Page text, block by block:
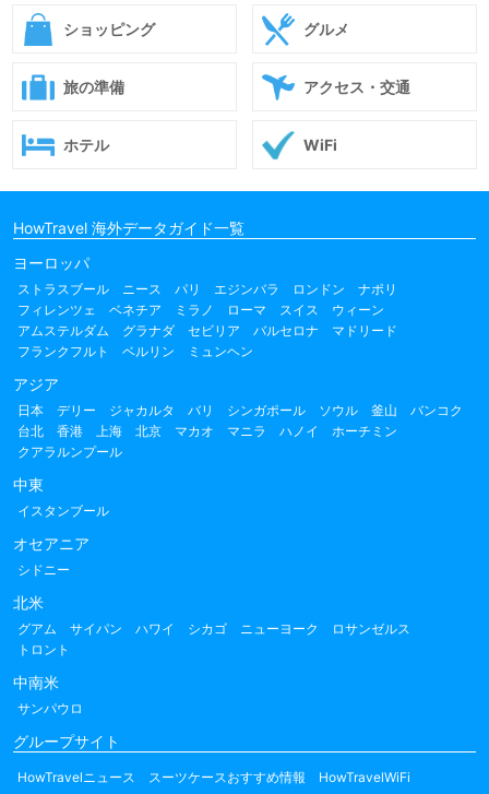
ショッピング グルメ
旅の準備 アクセス・交通
ホテル WiFi
HowTravel 海外データガイド一覧
ヨーロッパ
ストラスブール ニース パリ エジンバラ ロンドン
ナポリ
フィレンツェ
ベネチア ミラノ ローマ スイス
ウィーン
アムステルダム
グラナダ セビリア バルセロナ
マドリード
フランクフルト
ベルリン ミュンヘン
アジア
日本 デリー ジャカルタ バリ シンガポール ソウル 釜山
バンコク
台北
香港 上海 北京 マカオ マニラ ハノイ
ホーチミン
クアラルンプール
中東
イスタンブール
オセアニア
シドニー
北米
グアム サイパン ハワイ シカゴ ニューヨーク
ロサンゼルス
トロント
中南米
サンパウロ
グループサイト
HowTravelニュース スーツケースおすすめ情報 HowTravelWiFi